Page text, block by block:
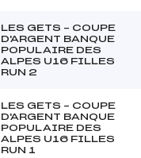
LES GETS – COUPE
D'ARGENT BANQUE
POPULAIRE DES
ALPES U16 FILLES
RUN 2
LES GETS – COUPE
D'ARGENT BANQUE
POPULAIRE DES
ALPES U16 FILLES
RUN 1